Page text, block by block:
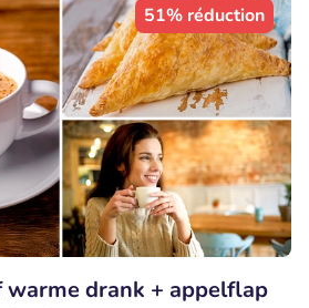
51% réduction
drank + appelflap